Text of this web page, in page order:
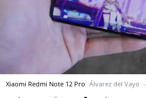
Xiaomi Redmi Note 12 Pro Álvarez del Vayo